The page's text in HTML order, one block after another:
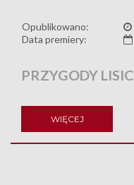
Opublikowano:
Data premiery:
PRZYGODY
WIĘCEJ